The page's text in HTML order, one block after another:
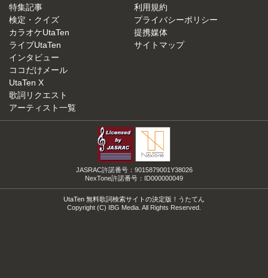
特集記事
検定・クイズ
カラオケUtaTen
ライブUtaTen
インタビュー
ココだけメール
UtaTen X
歌詞リクエスト
アーティスト一覧
利用規約
プライバシーポリシー
提携媒体
サイトマップ
JASRAC許諾番号：9015879001Y38026
NexTone許諾番号：ID000000049
UtaTen 無料歌詞検索サイトの決定版！うたてん
Copyright (C) IBG Media. All Rights Reserved.